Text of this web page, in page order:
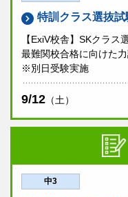
特訓クラス選抜試
【ExiV校舎】SKクラス
最難関校合格に向けた
※別日受験実施
9/12 （土）
中3